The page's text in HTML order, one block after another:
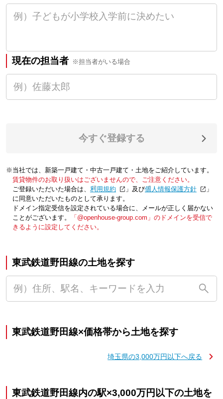
現在の担当者 ※担当者がいる場合
今すぐ登録する
※当社では、新築一戸建て・中古一戸建て・土地をご紹介しています。
賃貸物件のお取り扱いはございませんので、ご注意ください。
ご登録いただいた場合は、「利用規約 」及び「個人情報保護方針
」
に同意いただいたものとして承ります。
ドメイン指定受信を設定されている場合に、メールが正しく届かない
ことがございます。
「@openhouse-group.com」のドメインを受信で
きるように設定してください。
東武鉄道野田線の土地を探す
東武鉄道野田線×価格帯から土地を探す
埼玉県の3,000万円以下へ戻る
東武鉄道野田線内の駅×3,000万円以下の土地を